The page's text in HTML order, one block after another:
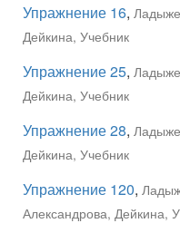
Упражнение 16,
Дейкина, Учебник
Упражнение 25,
Дейкина, Учебник
Упражнение 28,
Дейкина, Учебник
Упражнение 120,
Александрова, Дейкина,